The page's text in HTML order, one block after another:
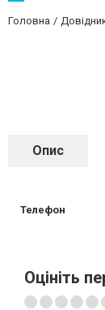
Головна
Опис
Телефон
Оцініть